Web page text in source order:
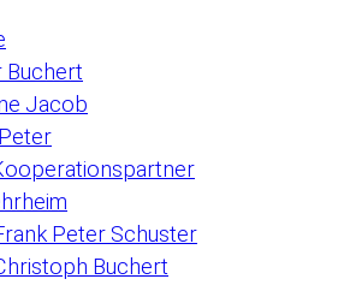
Buchert
Jacob
Peter Schuster
Buchert